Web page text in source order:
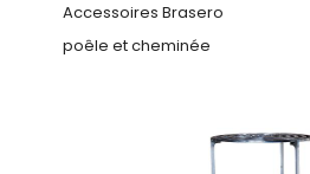
Accessoires Brasero
poêle et cheminée